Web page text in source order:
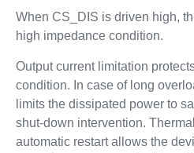
When CS_DIS is driven high,
high impedance condition.
Output current limitation
condition. In case of long
limits the dissipated power to
shut-down intervention.
automatic restart allows the